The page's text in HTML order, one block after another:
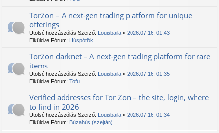
TorZon – A next-gen trading platform for unique
offerings
Utolsó hozzászólás Szerző: Louisbaila « 2026.07.16. 01:43
Elküldve Fórum: Húspótlók
TorZon darknet – A next-gen trading platform for rare
items
Utolsó hozzászólás Szerző: Louisbaila « 2026.07.16. 01:35
Elküldve Fórum: Tofu
Verified addresses for Tor Zon – the site, login, where
to find in 2026
Utolsó hozzászólás Szerző: Louisbaila « 2026.07.16. 01:34
Elküldve Fórum: Búzahús (szejtán)